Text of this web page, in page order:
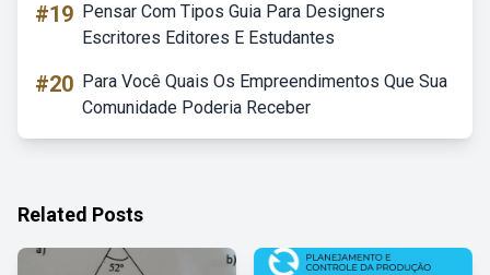
#19 Pensar Com Tipos Guia Para Designers
Escritores Editores E Estudantes
#20 Para Você Quais Os Empreendimentos Que Sua
Comunidade Poderia Receber
Related Posts